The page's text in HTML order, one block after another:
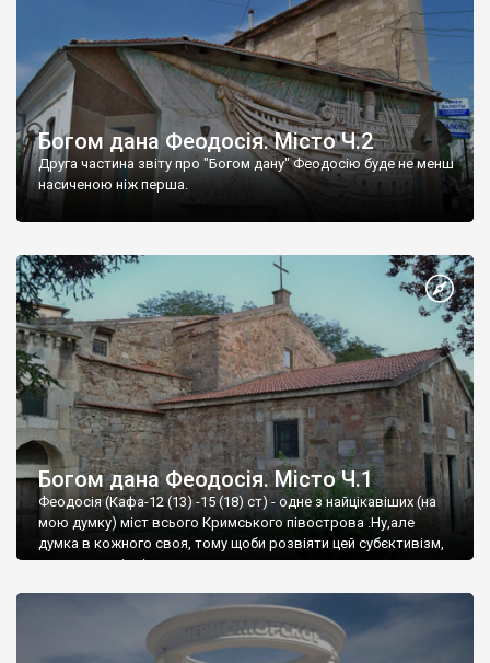
Богом дана Феодосія. Місто Ч.2
Друга частина звіту про "Богом дану" Феодосію буде не менш
насиченою ніж перша.
Богом дана Феодосія. Місто Ч.1
Феодосія (Кафа-12 (13) -15 (18) ст) - одне з найцікавіших (на
мою думку) міст всього Кримського півострова .Ну,але
думка в кожного своя, тому щоби розвіяти цей субєктивізм,
запрошую відвідати це